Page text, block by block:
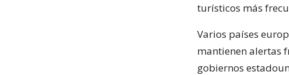
turísticos más
Varios países
mantienen alertas
gobiernos